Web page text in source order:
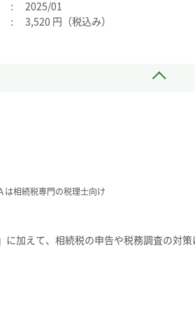
2025/01
3,520 円（税込み）
相続税専門の税理士向け
加えて、相続税の申告や税務調査の対策